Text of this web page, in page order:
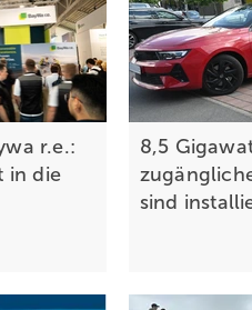
r.e.:
in die
8,5
sind